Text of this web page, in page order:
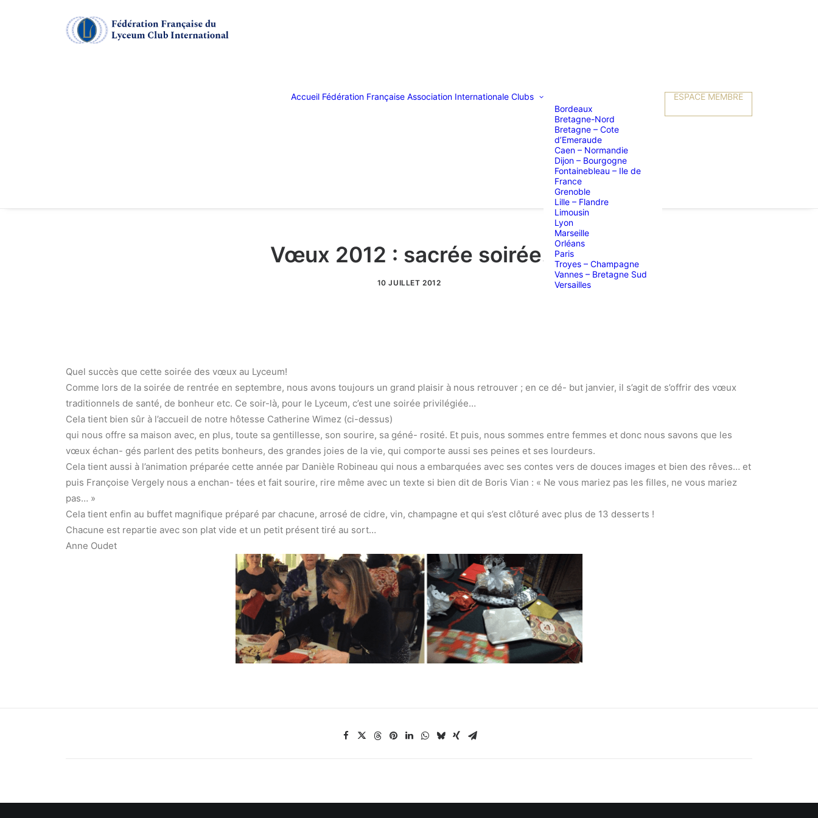
Accueil Fédération Française Association Internationale Clubs
Bordeaux
Bretagne-Nord
Bretagne – Cote
d’Emeraude
Caen – Normandie
Dijon – Bourgogne
Fontainebleau – Ile de
France
Grenoble
Lille – Flandre
Limousin
Lyon
Marseille
Orléans
Paris
Troyes – Champagne
Vannes – Bretagne Sud
Versailles
ESPACE MEMBRE
Vœux 2012 : sacrée soirée!
10 JUILLET 2012
Quel succès que cette soirée des vœux au Lyceum!
Comme lors de la soirée de rentrée en septembre, nous avons toujours un grand plaisir à nous retrouver ; en ce dé- but janvier, il s’agit de s’offrir des vœux
traditionnels de santé, de bonheur etc. Ce soir-là, pour le Lyceum, c’est une soirée privilégiée…
Cela tient bien sûr à l’accueil de notre hôtesse Catherine Wimez (ci-dessus)
qui nous offre sa maison avec, en plus, toute sa gentillesse, son sourire, sa géné- rosité. Et puis, nous sommes entre femmes et donc nous savons que les
vœux échan- gés parlent des petits bonheurs, des grandes joies de la vie, qui comporte aussi ses peines et ses lourdeurs.
Cela tient aussi à l’animation préparée cette année par Danièle Robineau qui nous a embarquées avec ses contes vers de douces images et bien des rêves… et
puis Françoise Vergely nous a enchan- tées et fait sourire, rire même avec un texte si bien dit de Boris Vian : « Ne vous mariez pas les filles, ne vous mariez
pas… »
Cela tient enfin au buffet magnifique préparé par chacune, arrosé de cidre, vin, champagne et qui s’est clôturé avec plus de 13 desserts !
Chacune est repartie avec son plat vide et un petit présent tiré au sort…
Anne Oudet